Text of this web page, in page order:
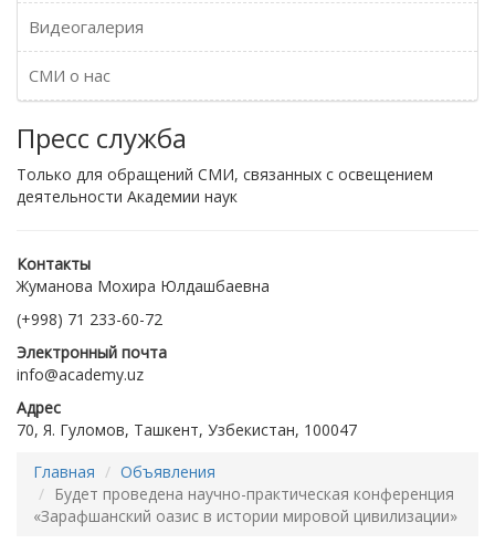
Видеогалерия
СМИ о нас
Пресс служба
Только для обращений СМИ, связанных с освещением
деятельности Академии наук
Контакты
Жуманова Мохира Юлдашбаевна
(+998) 71 233-60-72
Электронный почта
info@academy.uz
Адрес
70, Я. Гуломов, Ташкент, Узбекистан, 100047
Главная
Объявления
Будет проведена научно-практическая конференция
«Зарафшанский оазис в истории мировой цивилизации»